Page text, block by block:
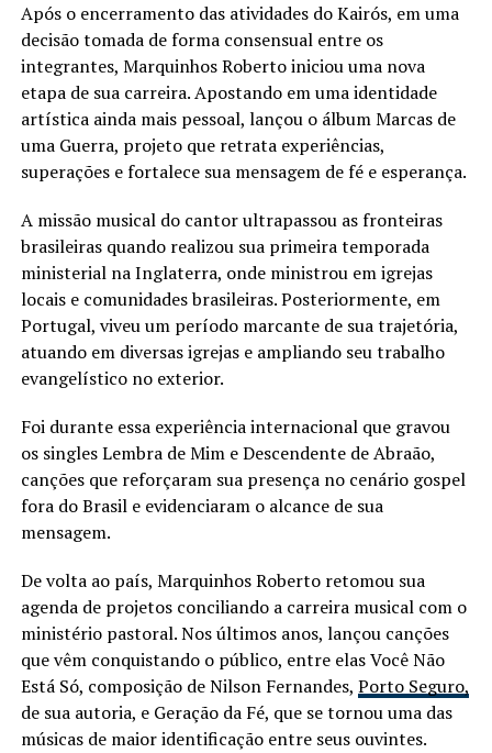
Após o encerramento das atividades do Kairós, em uma
decisão tomada de forma consensual entre os
integrantes, Marquinhos Roberto iniciou uma nova
etapa de sua carreira. Apostando em uma identidade
artística ainda mais pessoal, lançou o álbum Marcas de
uma Guerra, projeto que retrata experiências,
superações e fortalece sua mensagem de fé e esperança.
A missão musical do cantor ultrapassou as fronteiras
brasileiras quando realizou sua primeira temporada
ministerial na Inglaterra, onde ministrou em igrejas
locais e comunidades brasileiras. Posteriormente, em
Portugal, viveu um período marcante de sua trajetória,
atuando em diversas igrejas e ampliando seu trabalho
evangelístico no exterior.
Foi durante essa experiência internacional que gravou
os singles Lembra de Mim e Descendente de Abraão,
canções que reforçaram sua presença no cenário gospel
fora do Brasil e evidenciaram o alcance de sua
mensagem.
De volta ao país, Marquinhos Roberto retomou sua
agenda de projetos conciliando a carreira musical com o
ministério pastoral. Nos últimos anos, lançou canções
que vêm conquistando o público, entre elas Você Não
Está Só, composição de Nilson Fernandes, Porto Seguro,
de sua autoria, e Geração da Fé, que se tornou uma das
músicas de maior identificação entre seus ouvintes.